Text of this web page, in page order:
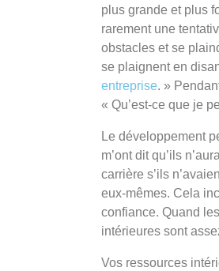
plus grande et plus
rarement une
obstacles et se
se plaignent en
entreprise. »
« Qu’est-ce que je
Le développement
m’ont dit qu’ils
carrière s’ils
eux-mêmes. Cela
confiance. Quand
intérieures sont
Vos ressources